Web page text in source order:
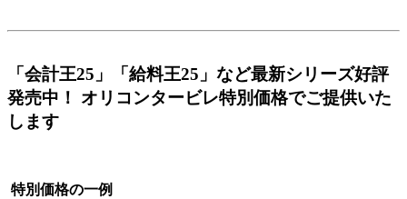
「会計王25」「給料王25」など最新シリーズ好評
発売中！
オリコンタービレ特別価格でご提供いた
します
特別価格の一例